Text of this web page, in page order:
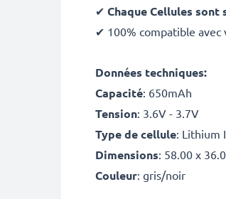
✔ Chaque Cellules
✔ 100% compatible
Données techniques:
Capacité: 650mAh
Tension: 3.6V - 3.7V
Type de cellule: Lithium
Dimensions: 58.00 x
Couleur: gris/noir